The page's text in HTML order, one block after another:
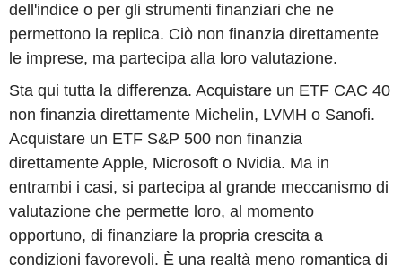
dell'indice o per gli strumenti finanziari che ne
permettono la replica. Ciò non finanzia direttamente
le imprese, ma partecipa alla loro valutazione.
Sta qui tutta la differenza. Acquistare un ETF CAC 40
non finanzia direttamente Michelin, LVMH o Sanofi.
Acquistare un ETF S&P 500 non finanzia
direttamente Apple, Microsoft o Nvidia. Ma in
entrambi i casi, si partecipa al grande meccanismo di
valutazione che permette loro, al momento
opportuno, di finanziare la propria crescita a
condizioni favorevoli. È una realtà meno romantica di